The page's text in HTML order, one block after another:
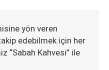
yön veren
edebilmek için her
“Sabah Kahvesi” ile